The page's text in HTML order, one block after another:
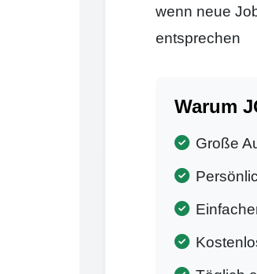
wenn neue
entsprechen
Warum
Große